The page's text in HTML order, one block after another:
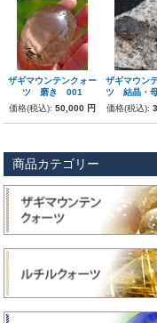
ザギマウンテンクォー
ツ 磨き 001
価格(税込):50,000 円
ザギマウン
ツ 結晶・
石 エ
価格(税込):
商品カテゴリー